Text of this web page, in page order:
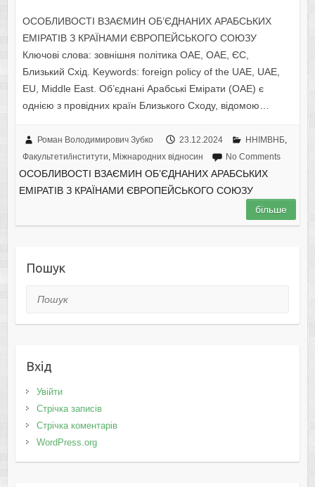
ОСОБЛИВОСТІ ВЗАЄМИН ОБ’ЄДНАНИХ АРАБСЬКИХ
ЕМІРАТІВ З КРАЇНАМИ ЄВРОПЕЙСЬКОГО СОЮЗУ
Ключові слова: зовнішня політика ОАЕ, ОАЕ, ЄС,
Близький Схід. Keywords: foreign policy of the UAE, UAE,
EU, Middle East. Об’єднані Арабські Емірати (ОАЕ) є
однією з провідних країн Близького Сходу, відомою…
Роман Володимирович Зубко 23.12.2024 ННІМВНБ,
Факультети/інститути, Міжнародних відносин No Comments
ОСОБЛИВОСТІ ВЗАЄМИН ОБ’ЄДНАНИХ АРАБСЬКИХ
ЕМІРАТІВ З КРАЇНАМИ ЄВРОПЕЙСЬКОГО СОЮЗУ
більше
Пошук
Пошук
Вхід
Увійти
Стрічка записів
Стрічка коментарів
WordPress.org